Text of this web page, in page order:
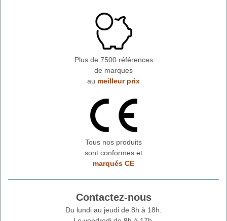
Plus de 7500 références
de marques
au meilleur prix
Tous nos produits
sont conformes et
marqués CE
Contactez-nous
Du lundi au jeudi de 8h à 18h.